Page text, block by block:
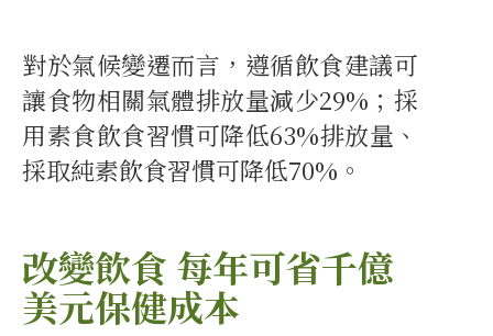
對於氣候變遷而言，遵循飲食建議可
讓食物相關氣體排放量減少29%；採
用素食飲食習慣可降低63%排放量、
採取純素飲食習慣可降低70%。
改變飲食 每年可省千億
美元保健成本